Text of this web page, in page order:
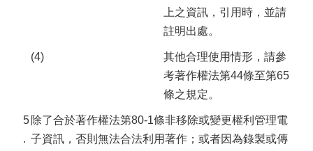
上之資訊，引用時，並請
註明出處。
(4)
其他合理使用情形，請參
考著作權法第44條至第65
條之規定。
5
.
除了合於著作權法第80-1條非移除或變更權利管理電
子資訊，否則無法合法利用著作；或者因為錄製或傳